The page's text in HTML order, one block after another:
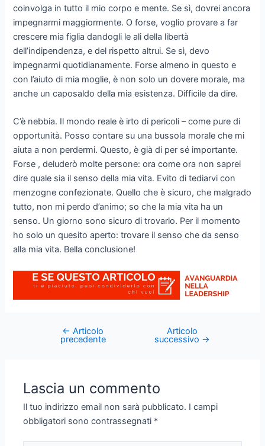
coinvolga in tutto il mio corpo e mente. Se sì, dovrei ancora
impegnarmi maggiormente. O forse, voglio provare a far
crescere mia figlia dandogli le ali della libertà
dell’indipendenza, e del rispetto altrui. Se sì, devo
impegnarmi quotidianamente. Forse almeno in questo e
con l’aiuto di mia moglie, è non solo un dovere morale, ma
anche un caposaldo della mia esistenza. Difficile da dire.
C’è nebbia. Il mondo reale è irto di pericoli – come pure di
opportunità. Posso contare su una bussola morale che mi
aiuta a non perdermi. Questo, è già di per sé importante.
Forse , deluderò molte persone: ora come ora non saprei
dire quale sia il senso della mia vita. Evito di tediarvi con
menzogne confezionate. Quello che è sicuro, che malgrado
tutto, non mi perdo d’animo; so che la mia vita ha un
senso. Un giorno sono sicuro di trovarlo. Per il momento
ho solo un quesito aperto: trovare il senso che da senso
alla mia vita. Bella conclusione!
navigation
← Articolo
precedente
Articolo
successivo →
Lascia un commento
Il tuo indirizzo email non sarà pubblicato. I campi
obbligatori sono contrassegnati *